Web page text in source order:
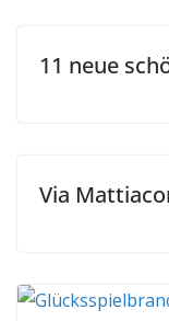
11 neue
Via